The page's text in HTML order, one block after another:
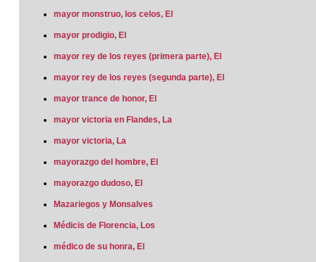
mayor monstruo, los celos, El
mayor prodigio, El
mayor rey de los reyes (primera parte), El
mayor rey de los reyes (segunda parte), El
mayor trance de honor, El
mayor victoria en Flandes, La
mayor victoria, La
mayorazgo del hombre, El
mayorazgo dudoso, El
Mazariegos y Monsalves
Médicis de Florencia, Los
médico de su honra, El